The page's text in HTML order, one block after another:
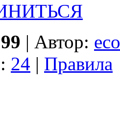
| Автор:
24 | Правила